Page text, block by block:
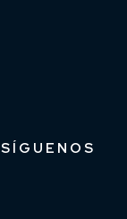
SÍGUENOS